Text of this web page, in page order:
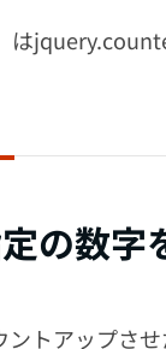
の数字
ントアップさ